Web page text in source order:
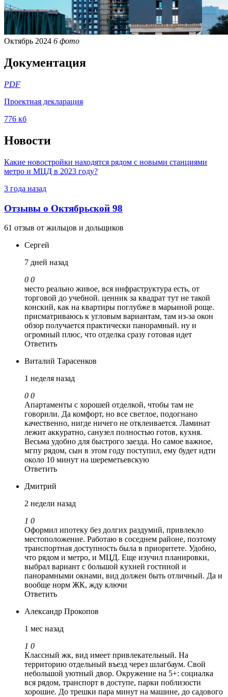
Октябрь 2024 6 фото
Документация
PDF
Проектная декларация
776 кб
Новости
Какие новостройки находятся рядом с новыми станциями
метро и МЦД в 2023 году?
3 года назад
Отзывы о Октябрьской 98
61 отзыв от жильцов и дольщиков
Сергей
7 дней назад
0 0
место реально живое, вся инфраструктура есть, от
торговой до учебной. ценник за квадрат тут не такой
конский, как на квартиры поглубже в марьиной роще.
присматриваюсь к угловым вариантам, там из-за окон
обзор получается практически панорамный. ну и
огромный плюс, что отделка сразу готовая идет
Ответить
Виталий Тарасенков
1 неделя назад
0 0
Апартаменты с хорошей отделкой, чтобы там не
говорили. Да комфорт, но все светлое, подогнано
качественно, нигде ничего не отклеивается. Ламинат
лежит аккуратно, санузел полностью готов, кухня.
Весьма удобно для быстрого заезда. Но самое важное,
мгпу рядом, сын в этом году поступил, ему будет идти
около 10 минут на шереметьевскую
Ответить
Дмитрий
2 недели назад
1 0
Оформил ипотеку без долгих раздумий, привлекло
местоположение. Работаю в соседнем районе, поэтому
транспортная доступность была в приоритете. Удобно,
что рядом и метро, и МЦД. Еще изучил планировки,
выбрал вариант с большой кухней гостиной и
панорамными окнами, вид должен быть отличный. Да и
вообще норм ЖК, жду ключи
Ответить
Александр Прокопов
1 мес назад
1 0
Классный жк, вид имеет привлекательный. На
территорию отдельный въезд через шлагбаум. Свой
небольшой уютный двор. Окружение на 5+: социалка
вся рядом, транспорт в доступе, парки поблизости
хорошие. До трешки пара минут на машине, до садового